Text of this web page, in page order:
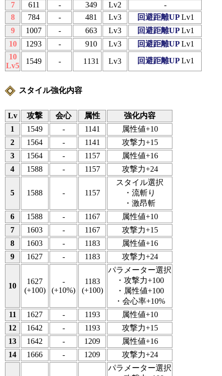
7
611 - 349 Lv2
-
8
784 - 481 Lv3 回避距離UPLv1
9
1007 - 663 Lv3 回避距離UPLv1
10
1293 - 910 Lv3 回避距離UPLv1
10
Lv5
1549 - 1131 Lv3 回避距離UPLv1
スタイル強化内容
Lv 攻撃 会心 属性
強化内容
1
1549 - 1141
属性値+10
2
1564 - 1141
攻撃力+15
3
1564 - 1157
属性値+16
4
1588 - 1157 攻撃力+24
5 1588 - 1157
スタイル選択
・流斬り
・激昂斬
6
1588 - 1167
属性値+10
7
1603 - 1167
攻撃力+15
8
1603 - 1183
属性値+16
9
1627 - 1183 攻撃力+24
10
1627
(+100)
-
(+10%)
1183
(+100)
パラメーター選択
・攻撃力+100
・属性値+100
・会心率+10%
11
1627 - 1193
属性値+10
12
1642 - 1193
攻撃力+15
13
1642 - 1209
属性値+16
14
1666 - 1209 攻撃力+24
パラメーター選択